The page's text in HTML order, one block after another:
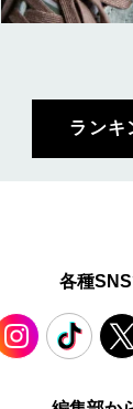
ランキ
各種
TikTok